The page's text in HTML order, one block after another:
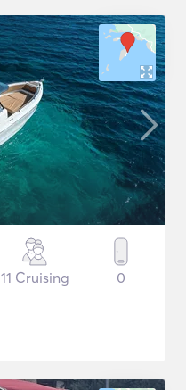
11 Cruising 0